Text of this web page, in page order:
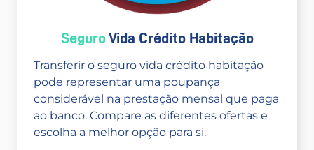
SeguroVida Crédito Habitação
Transferir o seguro vida crédito habitação
pode representar uma poupança
considerável na prestação mensal que paga
ao banco. Compare as diferentes ofertas e
escolha a melhor opção para si.